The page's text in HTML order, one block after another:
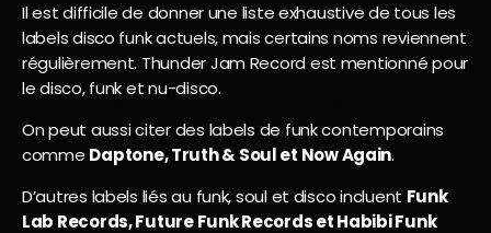
Il est difficile de donner une liste exhaustive de tous les
labels disco funk actuels, mais certains noms reviennent
régulièrement. Thunder Jam Record est mentionné pour
le disco, funk et nu-disco.
On peut aussi citer des labels de funk contemporains
comme Daptone, Truth & Soul et Now Again.
D’autres labels liés au funk, soul et disco incluent Funk
Lab Records, Future Funk Records et Habibi Funk